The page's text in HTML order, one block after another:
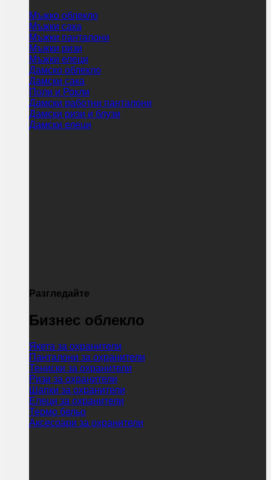
Мъжко облекло
Мъжки сака
Мъжки панталони
Мъжки ризи
Мъжки елеци
Дамско облекло
Дамски сака
Поли и Рокли
Дамски работни панталони
Дамски ризи и блузи
Дамски елеци
Разгледайте
Бизнес облекло
Якета за охранители
Панталони за охранители
Тениски за охранители
Ризи за охранители
Шапки за охранители
Елеци за охранители
Термо бельо
Аксесоари за охранители